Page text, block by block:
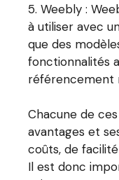
Weebly :
à utiliser avec
que des
fonctionnalités
référencement
Chacune de
avantages et
coûts, de
Il est donc